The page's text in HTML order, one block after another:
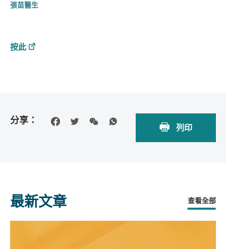
張苗醫生
按此
分享：
列印
最新文章 查看全部